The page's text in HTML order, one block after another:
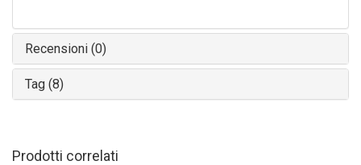
Recensioni (0)
Tag (8)
Prodotti correlati